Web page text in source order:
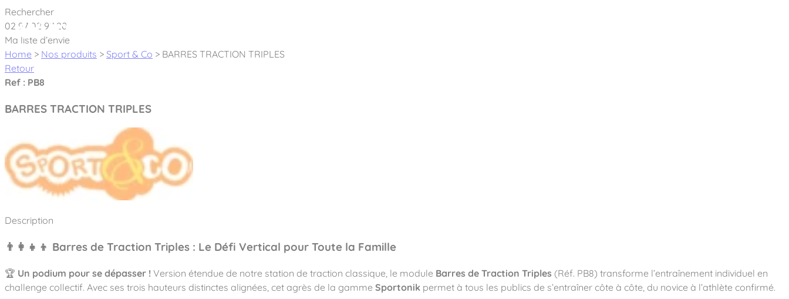
Cookies management panel
Créateur et fabricant d’aires de jeux & équipements sportifs
Nos dernières actualités
À propos
Nos engagements
Notre partenariat avec l’association Rêves de clown
Notre concept
Notre entreprise
Notre équipe
Aires de jeux Bikini & Bermuda®
Tous nos jeux
Jeux inclusifs
Nos univers
Sport & Fitness Sport&Co®
Agrès fitness
Parcours de santé
Stadium Arena
Mobilier urbain
Nos clients
Rechercher
02 97 02 97 20
Ma liste d’envie
Home > Nos produits > Sport & Co > BARRES TRACTION TRIPLES
Retour
Ref : PB8
BARRES TRACTION TRIPLES
Description
👨‍👩‍👧‍👦 Barres de Traction Triples : Le Défi Vertical pour Toute la Famille
🏆 Un podium pour se dépasser ! Version étendue de notre station de traction classique, le module Barres de Traction Triples (Réf. PB8) transforme l’entraînement individuel en
challenge collectif. Avec ses trois hauteurs distinctes alignées, cet agrès de la gamme Sportonik permet à tous les publics de s’entraîner côte à côte, du novice à l’athlète confirmé.